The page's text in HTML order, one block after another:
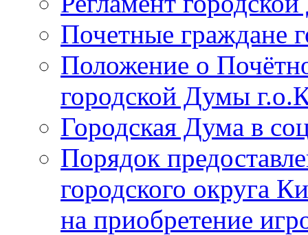
Почетные граждане
Положение о
городской Думы
Городская Дума в
Порядок
городского округа
на приобретение